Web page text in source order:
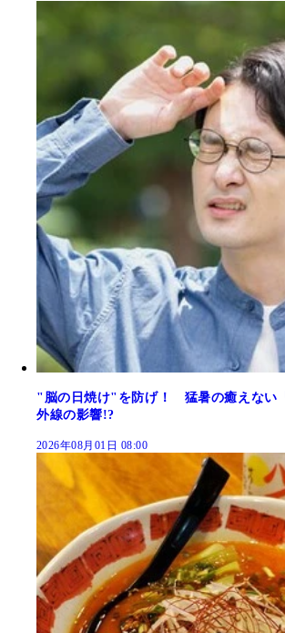
"脳の日焼け"を防げ！ 猛暑の癒えない
外線の影響!?
2026年08月01日 08:00